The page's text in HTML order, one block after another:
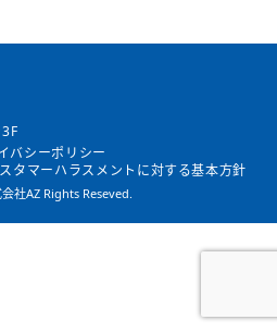
バシーポリシー
タマーハラスメントに対する基本方針
社AZ Rights Reseved.